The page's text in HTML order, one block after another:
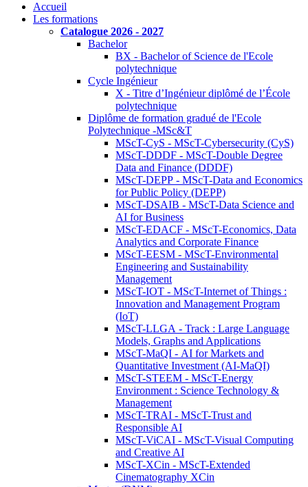
Accueil
Les formations
Catalogue 2026 - 2027
Bachelor
BX - Bachelor of Science de l'Ecole
polytechnique
Cycle Ingénieur
X - Titre d’Ingénieur diplômé de l’École
polytechnique
Diplôme de formation gradué de l'Ecole
Polytechnique -MSc&T
MScT-CyS - MScT-Cybersecurity (CyS)
MScT-DDDF - MScT-Double Degree
Data and Finance (DDDF)
MScT-DEPP - MScT-Data and Economics
for Public Policy (DEPP)
MScT-DSAIB - MScT-Data Science and
AI for Business
MScT-EDACF - MScT-Economics, Data
Analytics and Corporate Finance
MScT-EESM - MScT-Environmental
Engineering and Sustainability
Management
MScT-IOT - MScT-Internet of Things :
Innovation and Management Program
(IoT)
MScT-LLGA - Track : Large Language
Models, Graphs and Applications
MScT-MaQI - AI for Markets and
Quantitative Investment (AI-MaQI)
MScT-STEEM - MScT-Energy
Environment : Science Technology &
Management
MScT-TRAI - MScT-Trust and
Responsible AI
MScT-ViCAI - MScT-Visual Computing
and Creative AI
MScT-XCin - MScT-Extended
Cinematography XCin